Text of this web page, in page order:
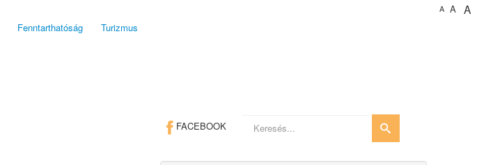
A A A
Fenntarthatóság Turizmus
FACEBOOK